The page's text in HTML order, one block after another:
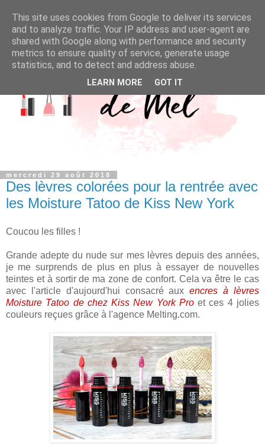
mercredi 29 août 2018
Des lèvres colorées pour la rentrée avec
les Moisture Tatoo de Kiss New York
Coucou les filles !
Grande adepte du nude sur mes lèvres depuis des années,
je me surprends de plus en plus à essayer de nouvelles
teintes et à sortir de ma zone de confort. Cela va être le cas
avec l'article d'aujourd'hui consacré aux encres à lèvres
Moisture Tatoo de chez Kiss New York Proet ces 4 jolies
couleurs reçues grâce à l'agence Melting.com.
This site uses cookies from Google to deliver its services
and to analyze traffic. Your IP address and user-agent are
shared with Google along with performance and security
metrics to ensure quality of service, generate usage
statistics, and to detect and address abuse.
LEARN MORE GOT IT